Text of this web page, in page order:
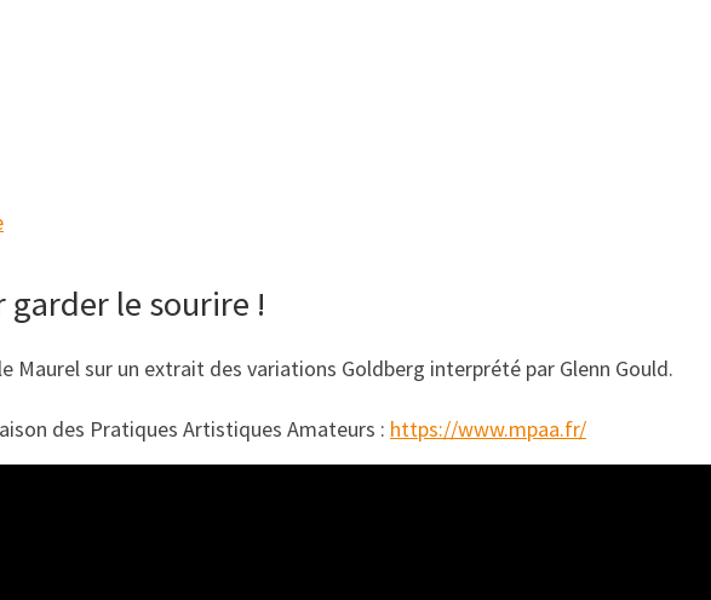
garder le sourire !
Maurel sur un extrait des variations Goldberg interprété par Glenn Gould.
des Pratiques Artistiques Amateurs : https://www.mpaa.fr/